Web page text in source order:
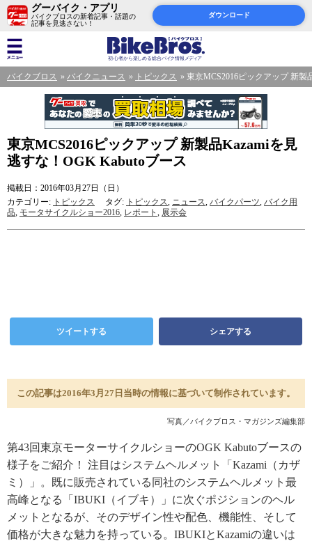
グーバイク・アプリ
バイクブロスの新着記事・話題の
記事を見逃さない！
ダウンロード
バイクブロス バイクニュース トピックス 東京MCS2016ピックアップ 新製
東京MCS2016ピックアップ 新製品Kazamiを見
逃すな！OGK Kabutoブース
掲載日：2016年03月27日（日）
カテゴリー: トピックス タグ: トピックス, ニュース, バイクパーツ, バイク用
品, モータサイクルショー2016, レポート , 展示会
ツイートする シェアする
この記事は2016年3月27日当時の情報に基づいて制作されています。
写真／バイクブロス・マガジンズ編集部
第43回東京モーターサイクルショーのOGK Kabutoブースの
様子をご紹介！ 注目はシステムヘルメット「Kazami（カザ
ミ）」。既に販売されている同社のシステムヘルメット最
高峰となる「IBUKI（イブキ）」に次ぐポジションのヘル
メットとなるが、そのデザイン性や配色、機能性、そして
価格が大きな魅力を持っている。IBUKIとKazamiの違いは